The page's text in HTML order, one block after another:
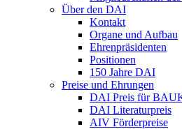
Über den DAI
Kontakt
Organe und Aufbau
Ehrenpräsidenten
Positionen
150 Jahre DAI
Preise und Ehrungen
DAI Preis für
DAI Literaturpreis
AIV Förderpreise